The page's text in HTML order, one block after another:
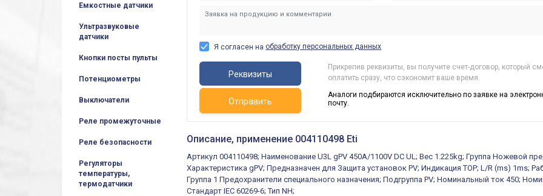
Емкостные датчики
Ультразвуковые
датчики
Кнопки посты пульты
Потенциометры
Выключатели
Реле промежуточные
Реле безопасности
Регуляторы
температуры,
термодатчики
Я согласен на обработку персональных данных
Реквизиты
Прикрепив реквизиты, вы получите счет-договор, который
оплатить сразу, что сэкономит ваше время.
Отправить
Аналоги подбираются исключительно по заявке на
почту.
Описание, применение 004110498 Eti
Артикул 004110498; Наименование U3L gPV 450A/1100V DC UL; Вес 1.225kg; Группа Ножевой
Характеристика gPV; Предназначен для Защита установок PV; Индикация TOP; L/R (ms) 1ms;
Группа 1 Предохранители специального назначения; Подгруппа PV; Номинальный ток 450;
Стандарт IEC 60269-6; Тип NH;